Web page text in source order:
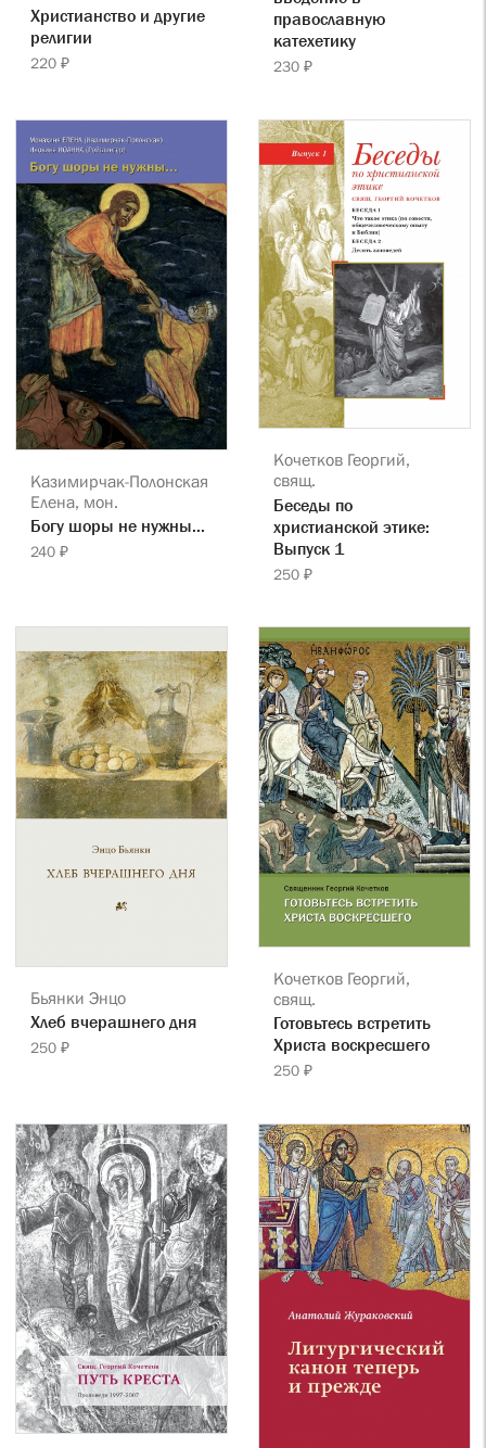
Христианство и другие
религии
220 ₽
православную
катехетику
230 ₽
Казимирчак-Полонская
Елена, мон.
Богу шоры не нужны...
240 ₽
Кочетков Георгий,
свящ.
Беседы по
христианской этике:
Выпуск 1
250 ₽
Бьянки Энцо
Хлеб вчерашнего дня
250 ₽
Кочетков Георгий,
свящ.
Готовьтесь встретить
Христа воскресшего
250 ₽